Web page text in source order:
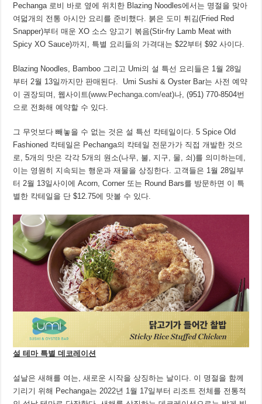
Pechanga 로비 바로 옆에 위치한 Blazing Noodles에서는 명절을 맞아
여덟개의 전통 아시안 요리를 준비했다. 붉은 도미 튀김(Fried Red
Snapper)부터 매운 XO 소스 양고기 볶음(Stir-fry Lamb Meat with
Spicy XO Sauce)까지, 특별 요리들의 가격대는 $22부터 $92 사이다.
Blazing Noodles, Bamboo 그리고 Umi의 설 특선 요리들은 1월 28일
부터 2월 13일까지만 판매된다. Umi Sushi & Oyster Bar는 사전 예약
이 권장되며, 웹사이트(www.Pechanga.com/eat)나, (951) 770-8504번
으로 전화해 예약할 수 있다.
그 무엇보다 빼놓을 수 없는 것은 설 특선 칵테일이다. 5 Spice Old
Fashioned 칵테일은 Pechanga의 칵테일 전문가가 직접 개발한 것으
로, 5개의 맛은 각각 5개의 원소(나무, 불, 지구, 물, 쇠)를 의미하는데,
이는 영원히 지속되는 행운과 재물을 상징한다. 고객들은 1월 28일부
터 2월 13일사이에 Acorn, Corner 또는 Round Bars를 방문하면 이 특
별한 칵테일을 단 $12.75에 맛볼 수 있다.
설 테마 특별 데코레이션
설날은 새해를 여는, 새로운 시작을 상징하는 날이다. 이 명절을 함께
기리기 위해 Pechanga는 2022년 1월 17일부터 리조트 전체를 전통적